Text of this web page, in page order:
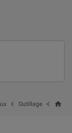
home

Outillage
